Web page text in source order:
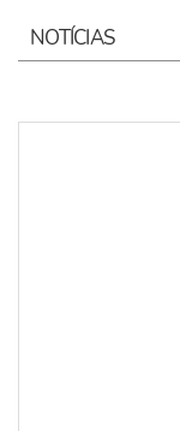
NOTÍCIAS